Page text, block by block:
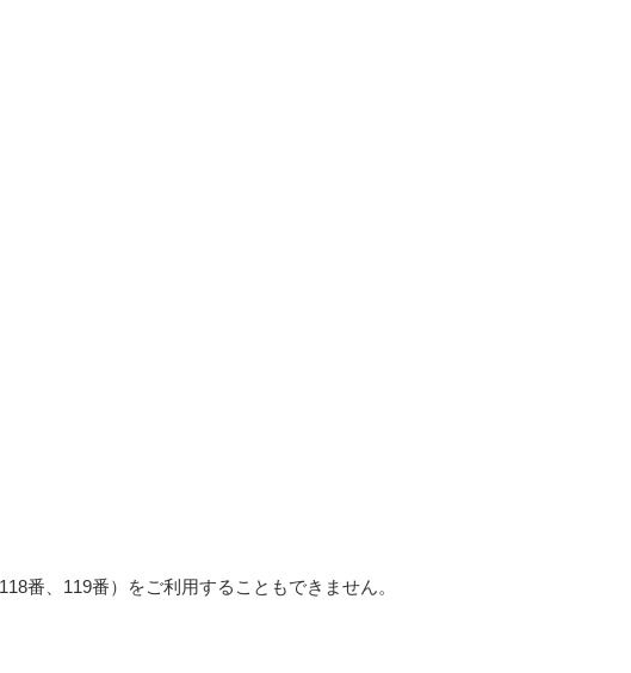
番、119番）をご利用することもできません。